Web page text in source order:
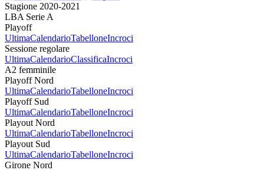
Stagione 2020-2021
LBA Serie A
Playoff
UltimaCalendarioTabelloneIncroci
Sessione regolare
UltimaCalendarioClassificaIncroci
A2 femminile
Playoff Nord
UltimaCalendarioTabelloneIncroci
Playoff Sud
UltimaCalendarioTabelloneIncroci
Playout Nord
UltimaCalendarioTabelloneIncroci
Playout Sud
UltimaCalendarioTabelloneIncroci
Girone Nord